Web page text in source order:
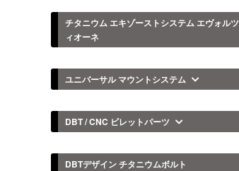
チタニウム エキゾーストシステム エヴォルツ
ィオーネ
ユニバーサル マウントシステム
DBT / CNC ビレットパーツ
DBTデザイン チタニウムボルト